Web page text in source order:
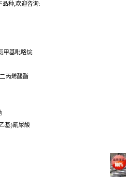
品种,欢迎咨询:
甲基吡咯烷
丙烯酸酯
基)氰尿酸